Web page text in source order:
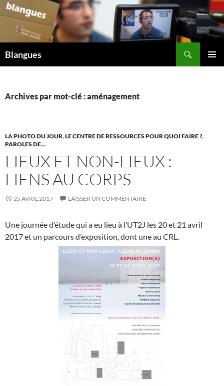
Aller
au
contenu
Blangues
Archives par mot-clé : aménagement
LA PHOTO DU JOUR,LE CENTRE DE RESSOURCES POUR QUOI FAIRE ?,
PAROLES DE...
LIEUX ET NON-LIEUX :
LIENS AU CORPS
25 AVRIL 2017 LAISSER UN COMMENTAIRE
Une journée d’étude qui a eu lieu à l’UT2J les 20 et 21 avril
2017 et un parcours d’exposition, dont une au CRL.